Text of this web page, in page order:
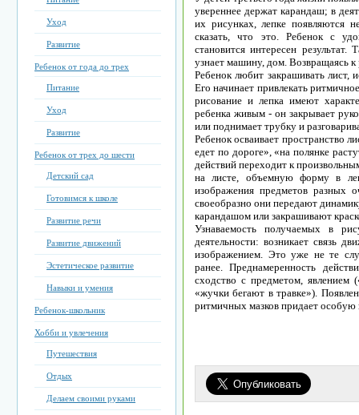
Уход
Развитие
Ребенок от года до трех
Питание
Уход
Развитие
Ребенок от трех до шести
Детский сад
Готовимся к школе
Развитие речи
Развитие движений
Эстетическое развитие
Навыки и умения
Ребенок-школьник
Хобби и увлечения
Путешествия
Отдых
Делаем своими руками
увереннее держат карандаш; в
их рисунках, лепке появляются
сказать, что это. Ребенок с
становится интересен
узнает машину, дом. Возвращаясь к
Ребенок любит закрашивать лист,
Его начинает привлекать
рисование и лепка имеют
ребенка живым - он закрывает
или поднимает трубку и
Ребенок осваивает пространство
едет по дороге», «на полянке
действий переходит к
на листе, объемную форму в
изображения предметов разных
своеобразно они передают
карандашом или закрашивают
Узнаваемость получаемых в
деятельности: возникает связь
изображением. Это уже не те
ранее. Преднамеренность
сходство с предметом, явлением
«жучки бегают в травке»).
ритмичных мазков придает особую